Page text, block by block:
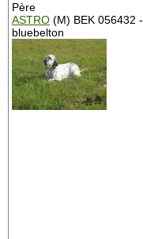
Père
ASTRO (M) BEK 056432 -
bluebelton